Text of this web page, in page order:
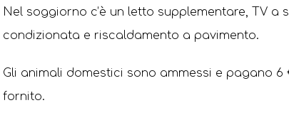
Nel soggiorno c’è un letto supplementare, TV a
condizionata e riscaldamento a pavimento.
Gli animali domestici sono ammessi e pagano
fornito.